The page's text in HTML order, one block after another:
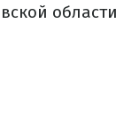
области